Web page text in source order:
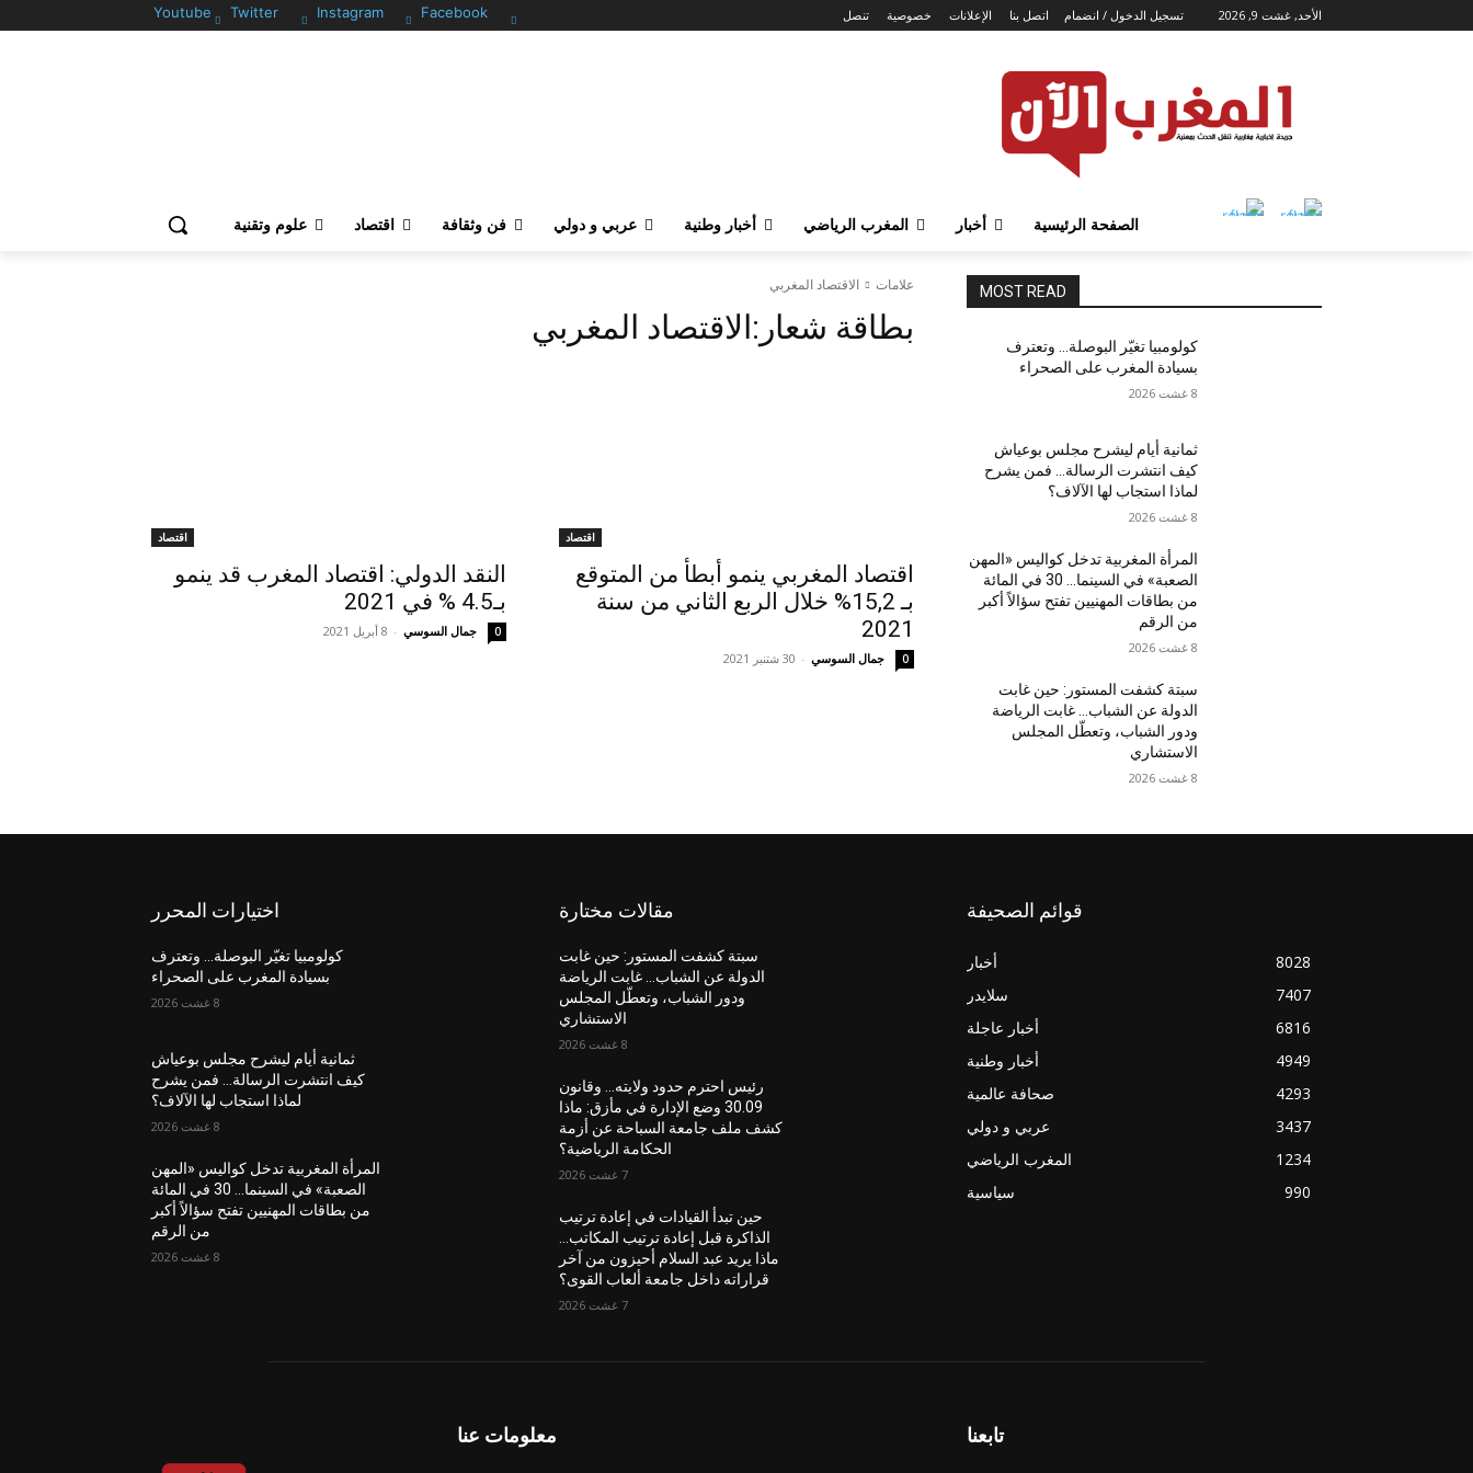
Facebook
Instagram
Twitter
Youtube الأحد, غشت 9, 2026 تسجيل الدخول / انضمام تنصل خصوصية الإعلانات اتصل بنا
الصفحة الرئيسية أخبار المغرب الرياضي أخبار وطنية عربي و دولي فن وثقافة اقتصاد علوم وتقنية
علامات الاقتصاد المغربي
بطاقة شعار:الاقتصاد المغربي
اقتصاد
اقتصاد المغربي ينمو أبطأ من المتوقع
بـ 15,2% خلال الربع الثاني من سنة
2021
جمال السوسي - 30 شتنبر 2021 0
اقتصاد
النقد الدولي: اقتصاد المغرب قد ينمو
بـ4.5 % في 2021
جمال السوسي - 8 أبريل 2021 0
MOST READ
كولومبيا تغيّر البوصلة… وتعترف
بسيادة المغرب على الصحراء
8 غشت 2026
ثمانية أيام ليشرح مجلس بوعياش
كيف انتشرت الرسالة… فمن يشرح
لماذا استجاب لها الآلاف؟
8 غشت 2026
المرأة المغربية تدخل كواليس «المهن
الصعبة» في السينما… 30 في المائة
من بطاقات المهنيين تفتح سؤالاً أكبر
من الرقم
8 غشت 2026
سبتة كشفت المستور: حين غابت
الدولة عن الشباب… غابت الرياضة
ودور الشباب، وتعطّل المجلس
الاستشاري
8 غشت 2026
اختيارات المحرر
كولومبيا تغيّر البوصلة… وتعترف
بسيادة المغرب على الصحراء
8 غشت 2026
ثمانية أيام ليشرح مجلس بوعياش
كيف انتشرت الرسالة… فمن يشرح
لماذا استجاب لها الآلاف؟
8 غشت 2026
المرأة المغربية تدخل كواليس «المهن
الصعبة» في السينما… 30 في المائة
من بطاقات المهنيين تفتح سؤالاً أكبر
من الرقم
8 غشت 2026
مقالات مختارة
سبتة كشفت المستور: حين غابت
الدولة عن الشباب… غابت الرياضة
ودور الشباب، وتعطّل المجلس
الاستشاري
8 غشت 2026
رئيس احترم حدود ولايته… وقانون
30.09 وضع الإدارة في مأزق: ماذا
كشف ملف جامعة السباحة عن أزمة
الحكامة الرياضية؟
7 غشت 2026
حين تبدأ القيادات في إعادة ترتيب
الذاكرة قبل إعادة ترتيب المكاتب…
ماذا يريد عبد السلام أحيزون من آخر
قراراته داخل جامعة ألعاب القوى؟
7 غشت 2026
قوائم الصحيفة
أخبار
8028
سلايدر
7407
أخبار عاجلة
6816
أخبار وطنية
4949
صحافة عالمية
4293
عربي و دولي
3437
المغرب الرياضي
1234
سياسية
990
معلومات عنا تابعنا